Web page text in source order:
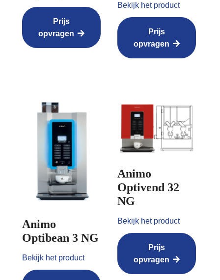
Prijs
opvragen
Bekijk het product
Prijs
opvragen
Animo
Optibean 3 NG
Bekijk het product
Animo
Optivend 32
NG
Bekijk het product
Prijs
opvragen